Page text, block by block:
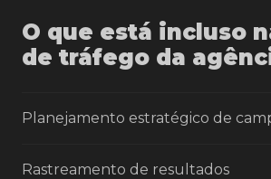
O que está incluso
de tráfego da
Planejamento estratégico de
Rastreamento de resultados